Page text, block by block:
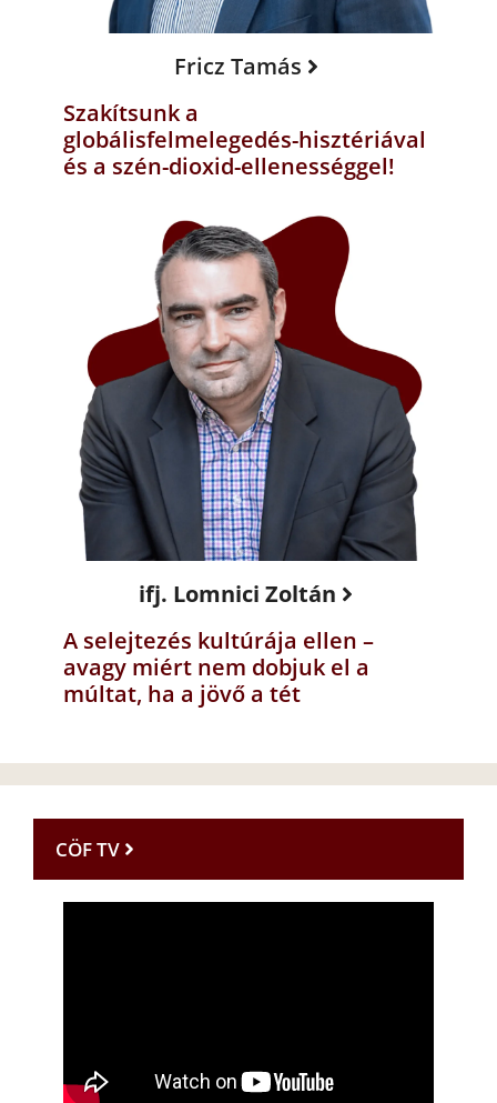
Fricz Tamás
Szakítsunk a
globálisfelmelegedés-hisztériával
és a szén-dioxid-ellenességgel!
ifj. Lomnici Zoltán
A selejtezés kultúrája ellen –
avagy miért nem dobjuk el a
múltat, ha a jövő a tét
CÖF TV